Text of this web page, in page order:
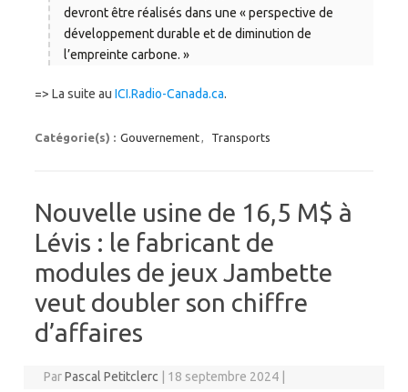
devront être réalisés dans une « perspective de
développement durable et de diminution de
l’empreinte carbone. »
=> La suite au ICI.Radio-Canada.ca.
Catégorie(s) : Gouvernement, Transports
Nouvelle usine de 16,5 M$ à
Lévis : le fabricant de
modules de jeux Jambette
veut doubler son chiffre
d’affaires
ParPascal Petitclerc 18 septembre 2024